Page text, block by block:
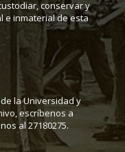
conservar y
e inmaterial de esta
la Universidad y
escríbenos a
al 27180275.